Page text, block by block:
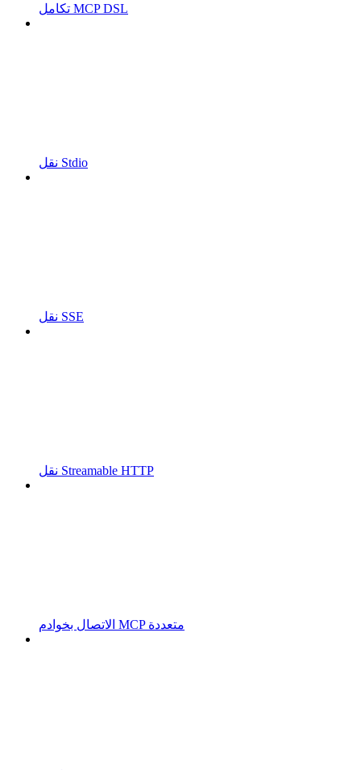
تكامل MCP DSL
نقل Stdio
نقل SSE
نقل Streamable HTTP
الاتصال بخوادم MCP متعددة